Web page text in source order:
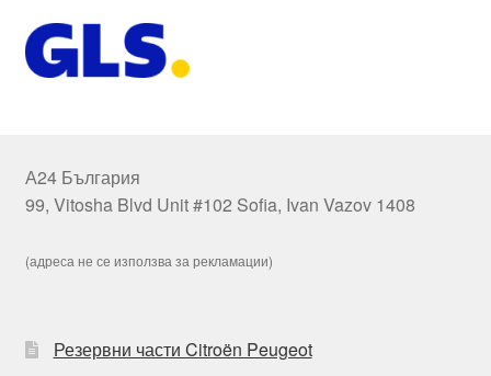
А24 България
99, Vitosha Blvd Unit #102 Sofia, Ivan Vazov 1408
(адреса не се използва за рекламации)
Резервни части Citroën Peugeot